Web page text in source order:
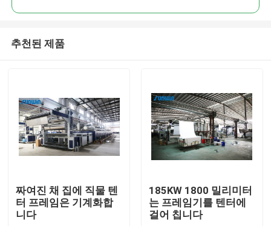
추천된 제품
짜여진 채 집에 직물 텐
터 프레임은 기계화합
니다
185KW 1800 밀리미터
는 프레임기를 텐터에
걸어 칩니다